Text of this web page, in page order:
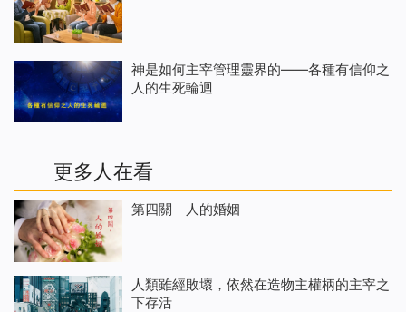
神是如何主宰管理靈界的——各種有信仰之
人的生死輪迴
更多人在看
第四關 人的婚姻
人類雖經敗壞，依然在造物主權柄的主宰之
下存活